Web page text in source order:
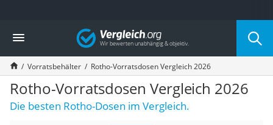
Die beliebtesten Vergleiche nach Kategorie
Haushalt
Wassersprudler
Zentralstaubsauger
Brotbackautomat
Wischroboter
Wäschespinne
Vergleich
Vorratsbehälter Rotho-Vorratsdosen Vergleich 2026
Rotho-Vorratsdosen Vergleich 2026
Die besten Rotho-Dosen im Vergleich.